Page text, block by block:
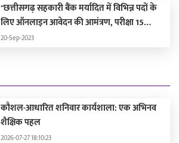
"छत्तीसगढ़ सहकारी बैंक मर्यादित में विभिन्न पदों के
लिए ऑनलाइन आवेदन की आमंत्रण, परीक्षा 15
अक्टूबर 2023 को होगी"
20-Sep-2023
कौशल-आधारित शनिवार कार्यशाला: एक अभिनव
शैक्षिक पहल
2026-07-27 18:10:23